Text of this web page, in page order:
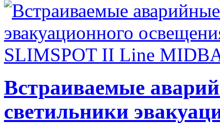
Встраиваемые
светильники